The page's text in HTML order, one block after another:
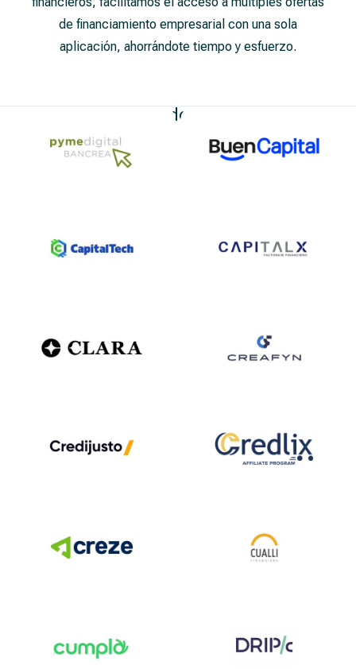
de financiamiento empresarial con una sola
aplicación, ahorrándote tiempo y esfuerzo.
Nuestros Aliados Financieros